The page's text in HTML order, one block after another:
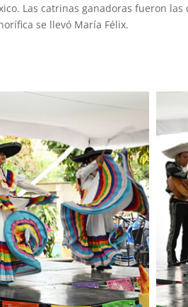
Las catrinas ganadoras fueron las
se llevó María Félix.